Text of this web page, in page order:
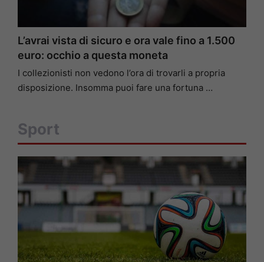
L’avrai vista di sicuro e ora vale fino a 1.500
euro: occhio a questa moneta
I collezionisti non vedono l’ora di trovarli a propria
disposizione. Insomma puoi fare una fortuna …
Sport